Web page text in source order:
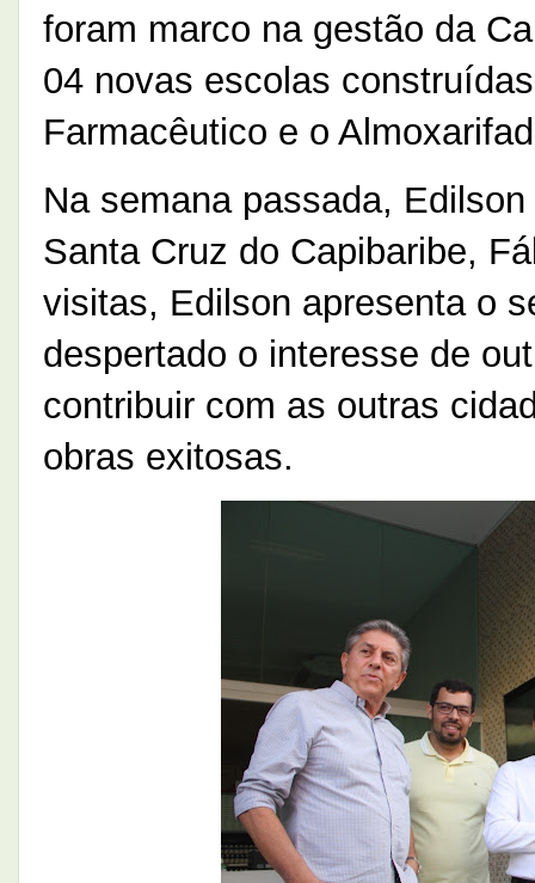
foram marco na gestão da
04 novas escolas
Farmacêutico e o
Na semana passada,
Santa Cruz do Capibaribe,
visitas, Edilson apresenta o
despertado o interesse de
contribuir com as outras
obras exitosas.